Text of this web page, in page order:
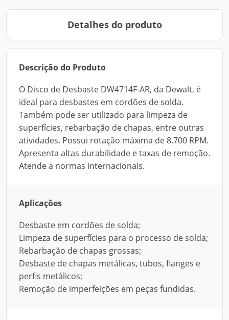
Detalhes do produto
Descrição do Produto
O Disco de Desbaste DW4714F-AR, da Dewalt, é
ideal para desbastes em cordões de solda.
Também pode ser utilizado para limpeza de
superfícies, rebarbação de chapas, entre outras
atividades. Possui rotação máxima de 8.700 RPM.
Apresenta altas durabilidade e taxas de remoção.
Atende a normas internacionais.
Aplicações
Desbaste em cordões de solda;
Limpeza de superfícies para o processo de solda;
Rebarbação de chapas grossas;
Desbaste de chapas metálicas, tubos, flanges e
perfis metálicos;
Remoção de imperfeições em peças fundidas.